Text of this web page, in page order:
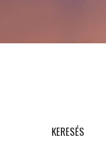
KERESÉS